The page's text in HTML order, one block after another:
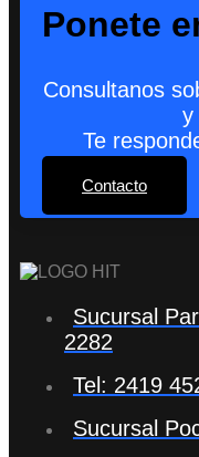
Ponete
Consultanos
y
Te
Contacto
Sucursal
2282
Tel: 2419
Sucursal